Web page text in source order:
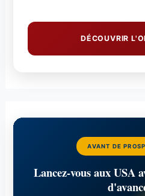
DÉCOUVRIR
AVANT DE
Lancez-vous aux USA